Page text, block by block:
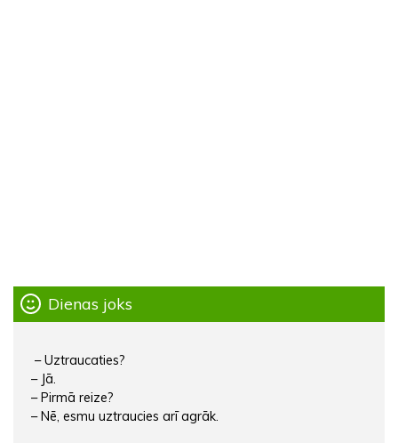
Dienas joks
– Uztraucaties?
– Jā.
– Pirmā reize?
– Nē, esmu uztraucies arī agrāk.